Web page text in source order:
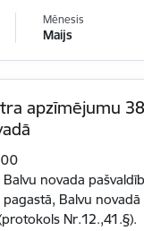
Mēnesis
Maijs
apzīmējumu
novada
Balvu novadā
Nr.12.,41.§).